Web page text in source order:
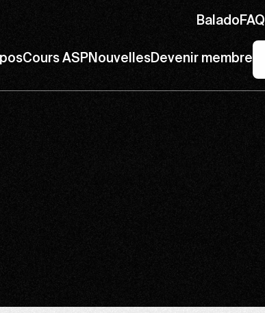
BaladoFAQ
Cours ASPNouvellesDevenir membre